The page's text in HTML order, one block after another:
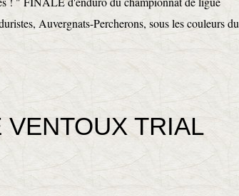
Auvergnats-Percherons, sous les couleurs du
TRIAL